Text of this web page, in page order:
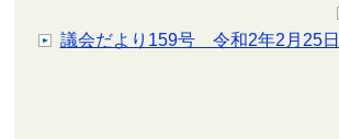
議会だより159号 令和2年2月25日